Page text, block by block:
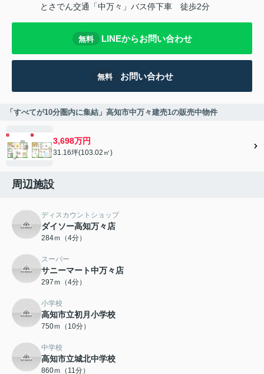
とさでん交通「中万々」バス停下車 徒歩2分
無料 LINEからお問い合わせ
無料 お問い合わせ
「すべてが10分圏内に集結」高知市中万々建売1の販売中物件
3,698万円
31.16坪(103.02㎡)
周辺施設
ディスカウントショップ
ダイソー高知万々店
284ｍ（4分）
スーパー
サニーマート中万々店
297ｍ（4分）
小学校
高知市立初月小学校
750ｍ（10分）
中学校
高知市立城北中学校
860ｍ（11分）